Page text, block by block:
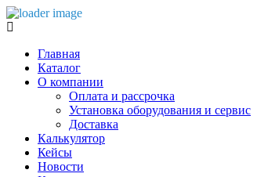
Главная
Каталог
О компании
Оплата и рассрочка
Установка оборудования и сервис
Доставка
Калькулятор
Кейсы
Новости